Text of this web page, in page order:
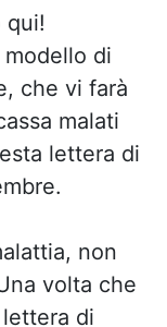
qui!
di
che vi farà
malati
lettera di
non
volta che
di